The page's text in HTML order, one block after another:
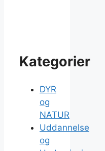
Kategorier
DYR
og
NATUR
Uddannelse
og